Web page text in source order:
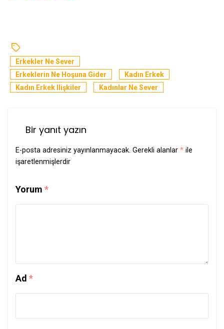
Erkekler Ne Sever
Erkeklerin Ne Hoşuna Gider
Kadın Erkek
Kadın Erkek Ilişkiler
Kadınlar Ne Sever
Bir yanıt yazın
E-posta adresiniz yayınlanmayacak. Gerekli alanlar * ile
işaretlenmişlerdir
Yorum *
Ad *